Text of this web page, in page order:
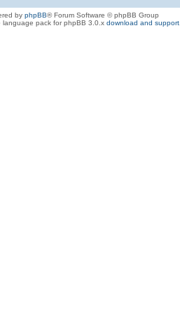
by phpBB® Forum Software © phpBB Group
language pack for phpBB 3.0.x download and support.